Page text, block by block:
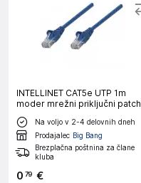
INTELLINET CAT5e UTP 1m
moder mrežni priključni patch
kabel
Na voljo v 2-4 delovnih dneh
Prodajalec Big Bang
Brezplačna poštnina za člane
kluba
0 79 €